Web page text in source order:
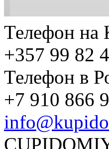
Телефон на
+357 99 82
Телефон в
+7 910 866